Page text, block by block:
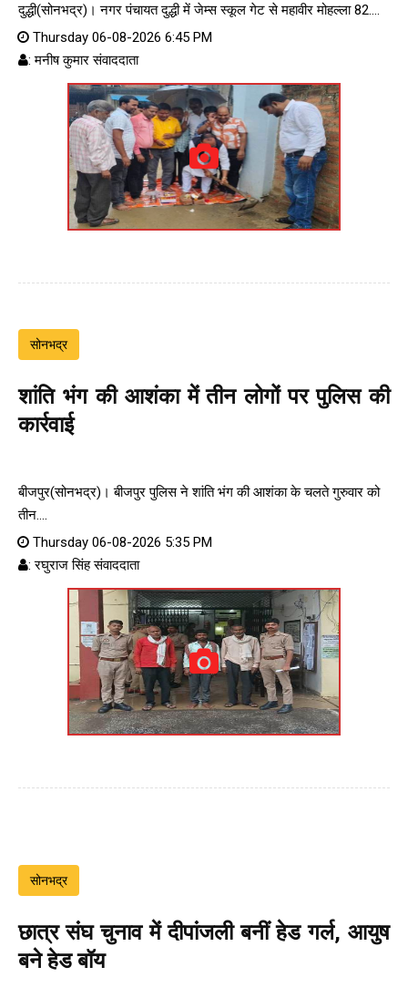
दुद्धी(सोनभद्र)। नगर पंचायत दुद्धी में जेम्स स्कूल गेट से महावीर मोहल्ला 82....
Thursday 06-08-2026 6:45 PM
: मनीष कुमार संवाददाता
सोनभद्र
शांति भंग की आशंका में तीन लोगों पर पुलिस की
कार्रवाई
बीजपुर(सोनभद्र)। बीजपुर पुलिस ने शांति भंग की आशंका के चलते गुरुवार को
तीन....
Thursday 06-08-2026 5:35 PM
: रघुराज सिंह संवाददाता
सोनभद्र
छात्र संघ चुनाव में दीपांजली बनीं हेड गर्ल, आयुष
बने हेड बॉय